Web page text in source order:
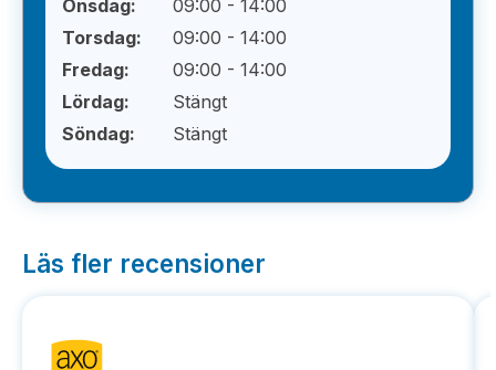
Onsdag:
09:00 - 14:00
Torsdag:
09:00 - 14:00
Fredag:
09:00 - 14:00
Lördag:
Stängt
Söndag:
Stängt
Läs fler recensioner